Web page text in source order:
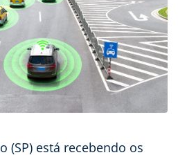
(SP) está recebendo os